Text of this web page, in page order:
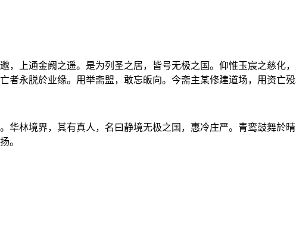
，上通金阙之遥。是为列圣之居，皆号无极之国。仰惟玉宸之慈化
者永脱於业缘。用举斋盟，敢忘皈向。今斋主某修建道场，用资亡殁
华林境界，其有真人，名曰静境无极之国，惠冷庄严。青鸾鼓舞於
。